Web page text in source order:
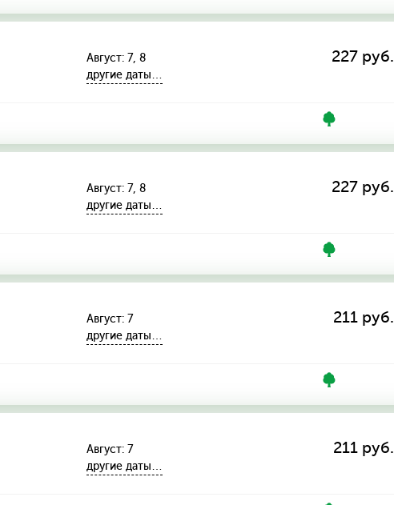
Август: 7, 8
другие даты…
227 руб.
Август: 7, 8
другие даты…
227 руб.
Август: 7
другие даты…
211 руб.
Август: 7
другие даты…
211 руб.